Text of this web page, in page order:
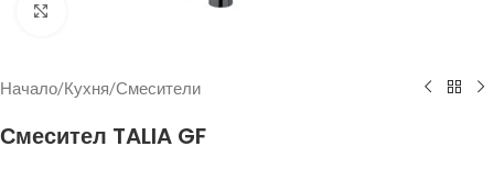
Щракнете за уголемяване
Начало/Кухня/Смесители
Смесител TALIA GF